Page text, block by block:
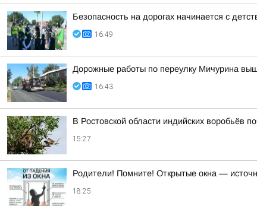
Безопасность на дорогах начинается с
16:49
Дорожные работы по переулку Мичурина
16:43
В Ростовской области индийских воробьёв
15:27
Родители! Помните! Открытые окна —
18:25